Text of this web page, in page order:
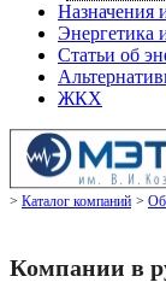
Назначения
Энергетика
Статьи об
ЖКХ
Каталог компаний
Компании в